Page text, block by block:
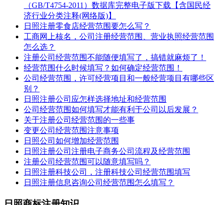
（GB/T4754-2011）数据库完整电子版下载【含国民经
济行业分类注释(网络版)】
日照注册零食店经营范围要怎么写？
工商网上核名，公司注册经营范围、营业执照经营范围
怎么选？
注册公司经营范围不能随便填写了，搞错就麻烦了！
经营范围什么时候填写？如何确定经营范围！
公司经营范围，许可经营项目和一般经营项目有哪些区
别？
日照注册公司应怎样选择地址和经营范围
公司经营范围如何填写才能有利于公司以后发展？
关于注册公司经营范围的一些事
变更公司经营范围注意事项
日照公司如何增加经营范围
日照注册公司注册电子商务公司流程及经营范围
注册公司经营范围可以随意填写吗？
日照注册科技公司，注册科技公司经营范围填写
日照注册信息咨询公司经营范围怎么填写？